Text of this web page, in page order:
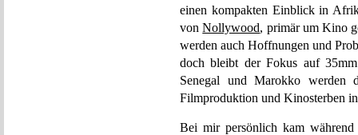
einen kompakten Einblick in
vonNollywood, primär um Kino
werden auch Hoffnungen und
doch bleibt der Fokus auf
Senegal und Marokko werden
Filmproduktion und Kinosterben
Bei mir persönlich kam